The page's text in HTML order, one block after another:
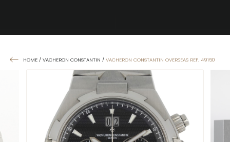
HOME / VACHERON CONSTANTIN / VACHERON CONSTANTIN OVERSEAS REF. 49150